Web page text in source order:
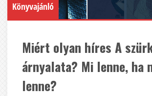
Könyvajánló
Miért olyan híres A
árnyalata? Mi lenne, ha
lenne?